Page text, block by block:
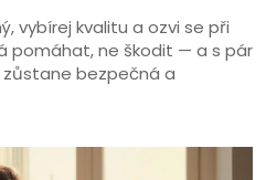
vybírej kvalitu a ozvi se při
pomáhat, ne škodit — a s pár
bezpečná a